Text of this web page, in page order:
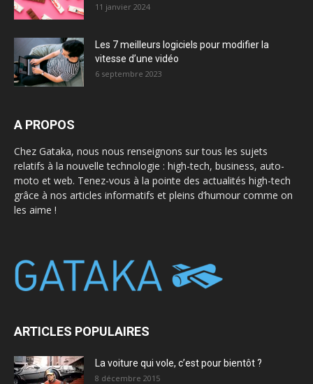
11 janvier 2024
Les 7 meilleurs logiciels pour modifier la
vitesse d’une vidéo
6 septembre 2023
A PROPOS
Chez Gataka, nous nous renseignons sur tous les sujets
relatifs à la nouvelle technologie : high-tech, business, auto-
moto et web. Tenez-vous à la pointe des actualités high-tech
grâce à nos articles informatifs et pleins d’humour comme on
les aime !
ARTICLES POPULAIRES
La voiture qui vole, c’est pour bientôt ?
8 décembre 2015